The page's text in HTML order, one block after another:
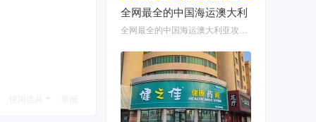
全网最全的中国海运澳大利
全网最全的中国海运澳大利亚攻略！细说如何把家具转运悉尼墨尔本布里斯班 国内网购